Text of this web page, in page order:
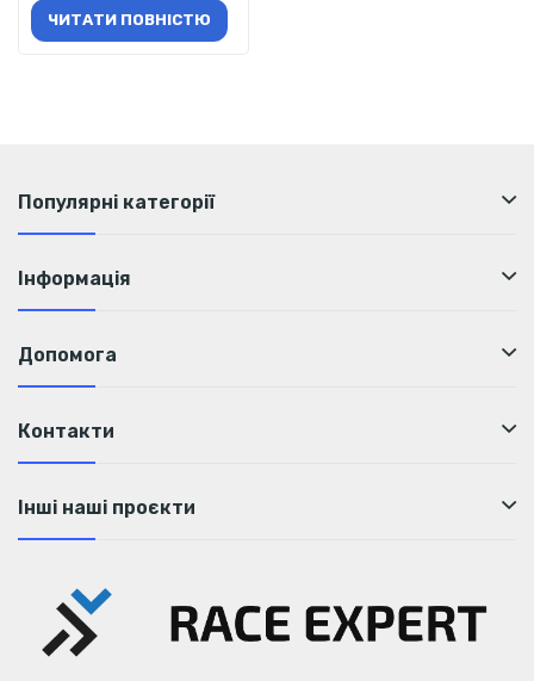
ЧИТАТИ ПОВНІСТЮ
Популярні категорії
Інформація
Допомога
Контакти
Інші наші проєкти